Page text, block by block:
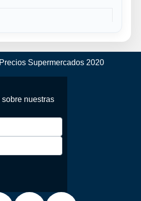
Supermercados 2020
sobre nuestras